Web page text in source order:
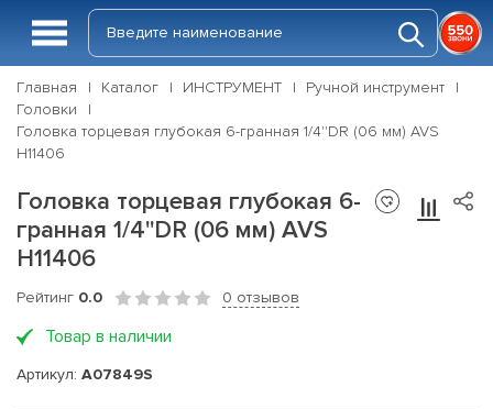
Главная Каталог ИНСТРУМЕНТ
Ручной инструмент
Головки
Головка торцевая глубокая 6-гранная 1/4''DR (06 мм) AVS
H11406
Головка торцевая глубокая 6-
гранная 1/4''DR (06 мм) AVS
H11406
Рейтинг 0.0 0 отзывов
Товар в наличии
Артикул: A07849S